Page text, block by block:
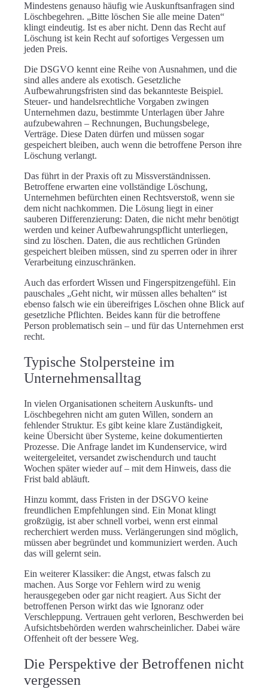
Mindestens genauso häufig wie Auskunftsanfragen sind
Löschbegehren. „Bitte löschen Sie alle meine Daten“
klingt eindeutig. Ist es aber nicht. Denn das Recht auf
Löschung ist kein Recht auf sofortiges Vergessen um
jeden Preis.
Die DSGVO kennt eine Reihe von Ausnahmen, und die
sind alles andere als exotisch. Gesetzliche
Aufbewahrungsfristen sind das bekannteste Beispiel.
Steuer- und handelsrechtliche Vorgaben zwingen
Unternehmen dazu, bestimmte Unterlagen über Jahre
aufzubewahren – Rechnungen, Buchungsbelege,
Verträge. Diese Daten dürfen und müssen sogar
gespeichert bleiben, auch wenn die betroffene Person ihre
Löschung verlangt.
Das führt in der Praxis oft zu Missverständnissen.
Betroffene erwarten eine vollständige Löschung,
Unternehmen befürchten einen Rechtsverstoß, wenn sie
dem nicht nachkommen. Die Lösung liegt in einer
sauberen Differenzierung: Daten, die nicht mehr benötigt
werden und keiner Aufbewahrungspflicht unterliegen,
sind zu löschen. Daten, die aus rechtlichen Gründen
gespeichert bleiben müssen, sind zu sperren oder in ihrer
Verarbeitung einzuschränken.
Auch das erfordert Wissen und Fingerspitzengefühl. Ein
pauschales „Geht nicht, wir müssen alles behalten“ ist
ebenso falsch wie ein übereifriges Löschen ohne Blick auf
gesetzliche Pflichten. Beides kann für die betroffene
Person problematisch sein – und für das Unternehmen erst
recht.
Typische Stolpersteine im
Unternehmensalltag
In vielen Organisationen scheitern Auskunfts- und
Löschbegehren nicht am guten Willen, sondern an
fehlender Struktur. Es gibt keine klare Zuständigkeit,
keine Übersicht über Systeme, keine dokumentierten
Prozesse. Die Anfrage landet im Kundenservice, wird
weitergeleitet, versandet zwischendurch und taucht
Wochen später wieder auf – mit dem Hinweis, dass die
Frist bald abläuft.
Hinzu kommt, dass Fristen in der DSGVO keine
freundlichen Empfehlungen sind. Ein Monat klingt
großzügig, ist aber schnell vorbei, wenn erst einmal
recherchiert werden muss. Verlängerungen sind möglich,
müssen aber begründet und kommuniziert werden. Auch
das will gelernt sein.
Ein weiterer Klassiker: die Angst, etwas falsch zu
machen. Aus Sorge vor Fehlern wird zu wenig
herausgegeben oder gar nicht reagiert. Aus Sicht der
betroffenen Person wirkt das wie Ignoranz oder
Verschleppung. Vertrauen geht verloren, Beschwerden bei
Aufsichtsbehörden werden wahrscheinlicher. Dabei wäre
Offenheit oft der bessere Weg.
Die Perspektive der Betroffenen nicht
vergessen